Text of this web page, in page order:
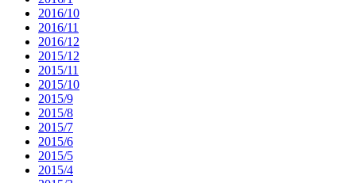
2016/10
2016/11
2016/12
2015/12
2015/11
2015/10
2015/9
2015/8
2015/7
2015/6
2015/5
2015/4